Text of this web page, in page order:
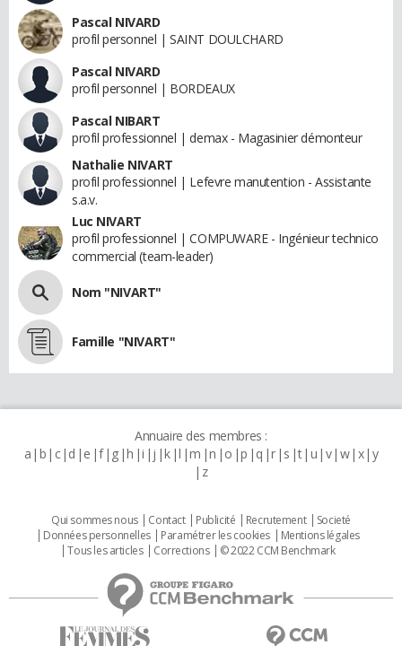
Pascal NIVARD
profil personnel | SAINT DOULCHARD
Pascal NIVARD
profil personnel | BORDEAUX
Pascal NIBART
profil professionnel | demax - Magasinier démonteur
Nathalie NIVART
profil professionnel | Lefevre manutention - Assistante
s.a.v.
Luc NIVART
profil professionnel | COMPUWARE - Ingénieur technico
commercial (team-leader)
Nom "NIVART"
Famille "NIVART"
Annuaire des membres :
a b c d e f g h i j k l m n o p q r s t u v w x y
z
Qui sommes nous Contact Publicité Recrutement
Societé
Données personnelles
Paramétrer les cookies
Mentions légales
Tous les articles
Corrections © 2022 CCM Benchmark